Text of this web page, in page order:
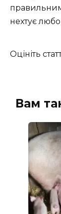
нехтує
Оцініть
Вам